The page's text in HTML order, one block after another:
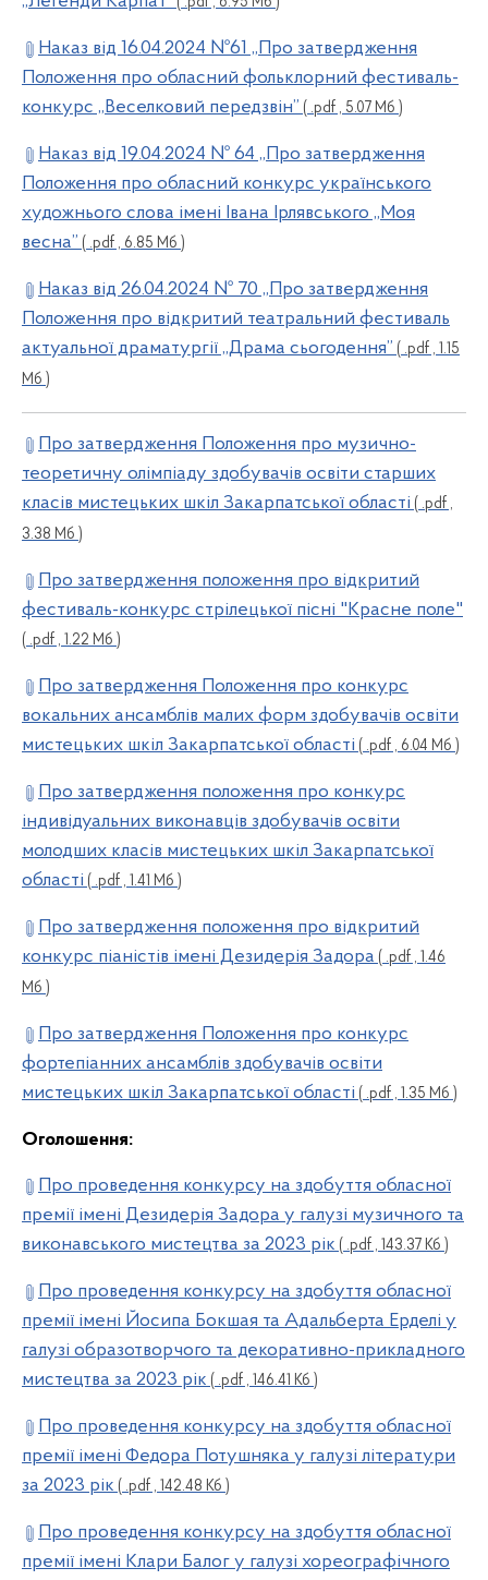
Наказ від 16.04.2024 №61 „Про затвердження
Положення про обласний фольклорний фестиваль-
конкурс „Веселковий передзвін” ( .pdf , 5.07 Мб )
Наказ від 19.04.2024 № 64 „Про затвердження
Положення про обласний конкурс українського
художнього слова імені Івана Ірлявського „Моя
весна” ( .pdf , 6.85 Мб )
Наказ від 26.04.2024 № 70 „Про затвердження
Положення про відкритий театральний фестиваль
актуальної драматургії „Драма сьогодення” ( .pdf , 1.15
Мб )
Про затвердження Положення про музично-
теоретичну олімпіаду здобувачів освіти старших
класів мистецьких шкіл Закарпатської області ( .pdf ,
3.38 Мб )
Про затвердження положення про відкритий
фестиваль-конкурс стрілецької пісні "Красне поле"
( .pdf , 1.22 Мб )
Про затвердження Положення про конкурс
вокальних ансамблів малих форм здобувачів освіти
мистецьких шкіл Закарпатської області ( .pdf , 6.04 Мб )
Про затвердження положення про конкурс
індивідуальних виконавців здобувачів освіти
молодших класів мистецьких шкіл Закарпатської
області ( .pdf , 1.41 Мб )
Про затвердження положення про відкритий
конкурс піаністів імені Дезидерія Задора ( .pdf , 1.46
Мб )
Про затвердження Положення про конкурс
фортепіанних ансамблів здобувачів освіти
мистецьких шкіл Закарпатської області ( .pdf , 1.35 Мб )
Оголошення:
Про проведення конкурсу на здобуття обласної
премії імені Дезидерія Задора у галузі музичного та
виконавського мистецтва за 2023 рік ( .pdf , 143.37 Кб )
Про проведення конкурсу на здобуття обласної
премії імені Йосипа Бокшая та Адальберта Ерделі у
галузі образотворчого та декоративно-прикладного
мистецтва за 2023 рік ( .pdf , 146.41 Кб )
Про проведення конкурсу на здобуття обласної
премії імені Федора Потушняка у галузі літератури
за 2023 рік ( .pdf , 142.48 Кб )
Про проведення конкурсу на здобуття обласної
премії імені Клари Балог у галузі хореографічного